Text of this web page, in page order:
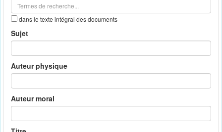
dans le texte intégral des documents
Sujet
Auteur physique
Auteur moral